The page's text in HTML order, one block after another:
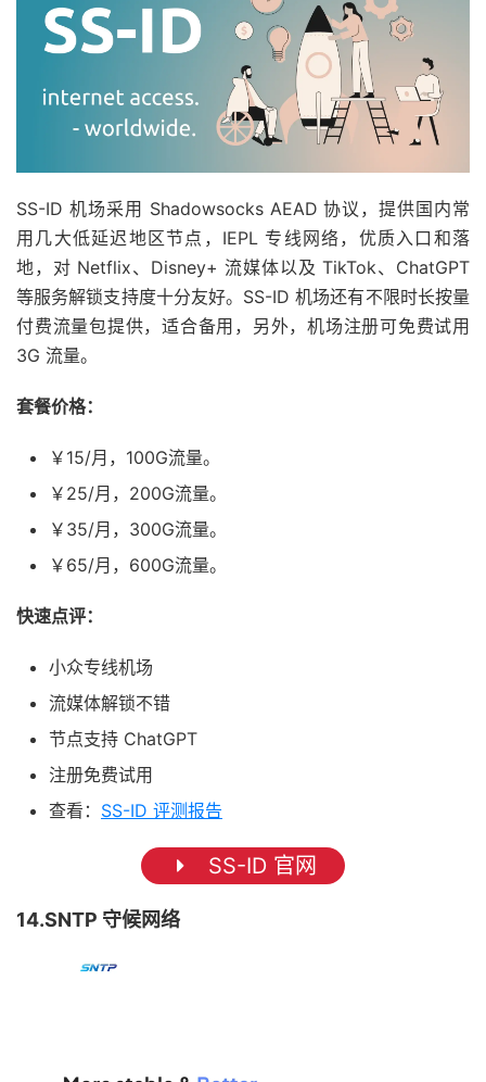
SS-ID 机场采用 Shadowsocks AEAD 协议，提供国内常
用几大低延迟地区节点，IEPL 专线网络，优质入口和落
地，对 Netflix、Disney+ 流媒体以及 TikTok、ChatGPT
等服务解锁支持度十分友好。SS-ID 机场还有不限时长按量
付费流量包提供，适合备用，另外，机场注册可免费试用
3G 流量。
套餐价格：
￥15/月，100G流量。
￥25/月，200G流量。
￥35/月，300G流量。
￥65/月，600G流量。
快速点评：
小众专线机场
流媒体解锁不错
节点支持 ChatGPT
注册免费试用
查看： SS-ID 评测报告
SS-ID 官网
14.SNTP 守候网络